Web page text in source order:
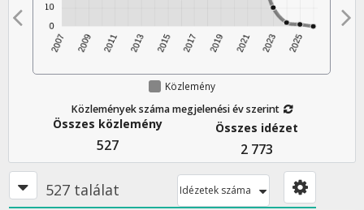
Közlemény
Közlemények száma megjelenési év szerint
Összes közlemény
527
Összes idézet
2 773
527 találat Idézetek száma